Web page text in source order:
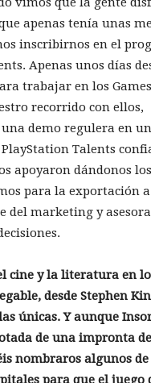
apenas tenía unas
inscribirnos en el
Apenas unos días
trabajar en los
recorrido con ellos,
demo regulera en
PlayStation Talents
apoyaron dándonos
para la exportación
del marketing y
cine y la literatura en
desde Stephen
únicas. Y aunque
de una impronta
nombraros algunos
para que el juego